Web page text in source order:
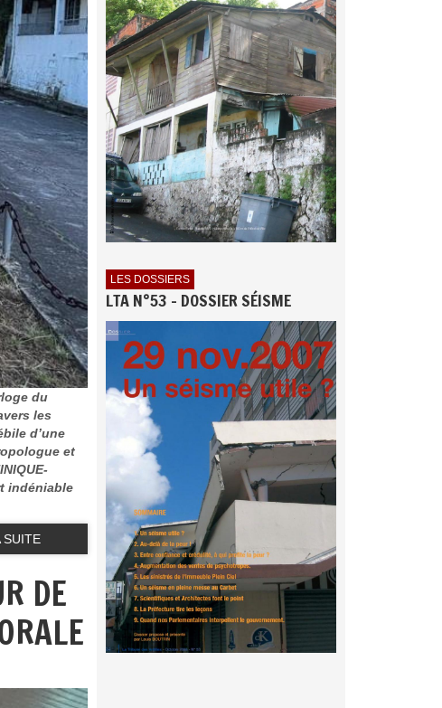
du
les
d’une
et
indéniable
SUITE
DE
LES DOSSIERS
LTA N°53 - DOSSIER SÉISME